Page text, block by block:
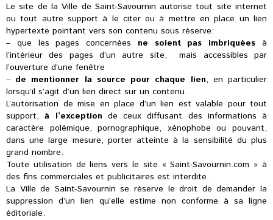
Le site de la Ville de Saint-Savournin autorise tout site internet
ou tout autre support à le citer ou à mettre en place un lien
hypertexte pointant vers son contenu sous réserve:
– que les pages concernées ne soient pas imbriquées à
l’intérieur des pages d’un autre site, mais accessibles par
l’ouverture d’une fenêtre
– de mentionner la source pour chaque lien, en particulier
lorsqu’il s’agit d’un lien direct sur un contenu.
L’autorisation de mise en place d’un lien est valable pour tout
support,à l’exception de ceux diffusant des informations à
caractère polémique, pornographique, xénophobe ou pouvant,
dans une large mesure, porter atteinte à la sensibilité du plus
grand nombre.
Toute utilisation de liens vers le site « Saint-Savournin.com » à
des fins commerciales et publicitaires est interdite.
La Ville de Saint-Savournin se réserve le droit de demander la
suppression d’un lien qu’elle estime non conforme à sa ligne
éditoriale.